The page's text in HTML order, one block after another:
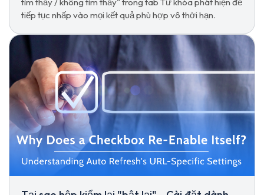
tiếp tục nhấp vào mọi kết quả phù hợp vô thời hạn.